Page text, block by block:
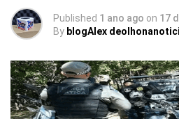
Published 1 ano ago on 17
By blogAlex